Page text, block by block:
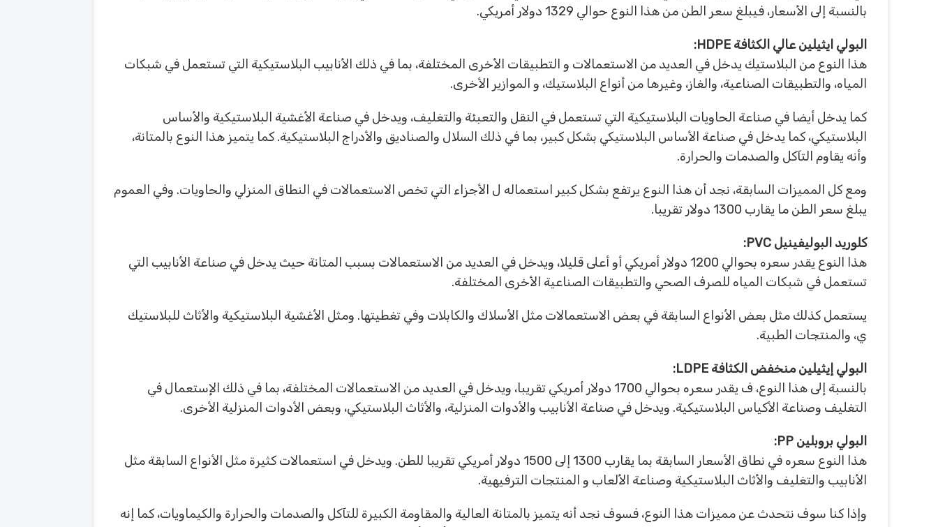
بالنسبة إلى الأسعار، فيبلغ سعر الطن من هذا النوع حوالي 1329 دولار أمريكي.
البولي ايثيلين عالي الكثافة HDPE:
هذا النوع من البلاستيك يدخل في العديد من الاستعمالات و التطبيقات الأخرى المختلفة، بما في ذلك الأنابيب البلاستيكية التي تستعمل في شبكات
المياه، والتطبيقات الصناعية، والغاز، وغيرها من أنواع البلاستيك، و الموازير الأخرى.
كما يدخل أيضا في صناعة الحاويات البلاستيكية التي تستعمل في النقل والتعبئة والتغليف، ويدخل في صناعة الأغشية البلاستيكية والأساس
البلاستيكي، كما يدخل في صناعة الأساس البلاستيكي بشكل كبير، بما في ذلك السلال والصناديق والأدراج البلاستيكية. كما يتميز هذا النوع بالمتانة،
وأنه يقاوم التآكل والصدمات والحرارة.
ومع كل المميزات السابقة، نجد أن هذا النوع يرتفع بشكل كبير استعماله ل الأجزاء التي تخص الاستعمالات في النطاق المنزلي والحاويات. وفي العموم
يبلغ سعر الطن ما يقارب 1300 دولار تقريبا.
كلوريد البوليفينيل PVC:
هذا النوع يقدر سعره بحوالي 1200 دولار أمريكي أو أعلى قليلا، ويدخل في العديد من الاستعمالات بسبب المتانة حيث يدخل في صناعة الأنابيب التي
تستعمل في شبكات المياه للصرف الصحي والتطبيقات الصناعية الأخرى المختلفة.
يستعمل كذلك مثل بعض الأنواع السابقة في بعض الاستعمالات مثل الأسلاك والكابلات وفي تغطيتها. ومثل الأغشية البلاستيكية والأثاث للبلاستيك
ي، والمنتجات الطبية.
البولي إيثيلين منخفض الكثافة LDPE:
بالنسبة إلى هذا النوع، ف يقدر سعره بحوالي 1700 دولار أمريكي تقريبا، ويدخل في العديد من الاستعمالات المختلفة، بما في ذلك الإستعمال في
التغليف وصناعة الأكياس البلاستيكية. ويدخل في صناعة الأنابيب والأدوات المنزلية، والأثاث البلاستيكي، وبعض الأدوات المنزلية الأخرى.
البولي بروبلين PP:
هذا النوع سعره في نطاق الأسعار السابقة بما يقارب 1300 إلى 1500 دولار أمريكي تقريبا للطن. ويدخل في استعمالات كثيرة مثل الأنواع السابقة مثل
الأنابيب والتغليف والأثاث البلاستيكية وصناعة الألعاب و المنتجات الترفيهية.
وإذا كنا سوف نتحدث عن مميزات هذا النوع، فسوف نجد أنه يتميز بالمتانة العالية والمقاومة الكبيرة للتآكل والصدمات والحرارة والكيماويات، كما إنه